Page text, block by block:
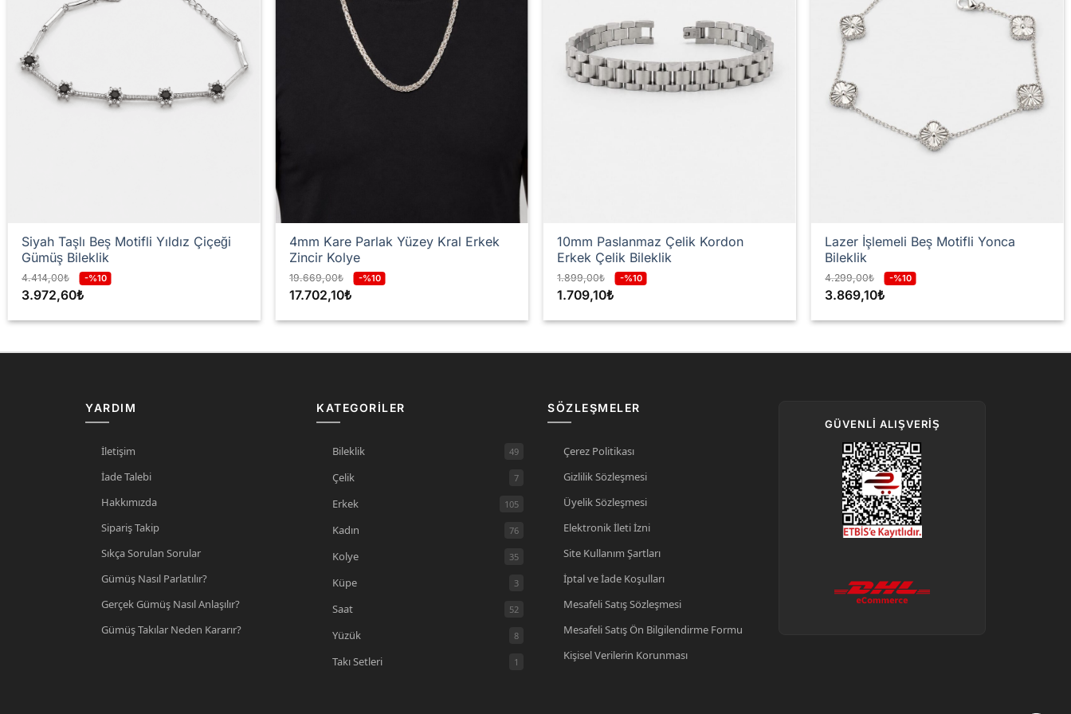
Siyah Taşlı Beş Motifli Yıldız Çiçeği
Gümüş Bileklik
4.414,00₺ -%10
3.972,60₺
4mm Kare Parlak Yüzey Kral Erkek
Zincir Kolye
19.669,00₺ -%10
17.702,10₺
10mm Paslanmaz Çelik Kordon
Erkek Çelik Bileklik
1.899,00₺ -%10
1.709,10₺
Lazer İşlemeli Beş Motifli Yonca
Bileklik
4.299,00₺ -%10
3.869,10₺
YARDIM
İletişim
İade Talebi
Hakkımızda
Sipariş Takip
Sıkça Sorulan Sorular
Gümüş Nasıl Parlatılır?
Gerçek Gümüş Nasıl Anlaşılır?
Gümüş Takılar Neden Kararır?
KATEGORILER
Bileklik 49
Çelik 7
Erkek 105
Kadın 76
Kolye 35
Küpe 3
Saat 52
Yüzük 8
Takı Setleri 1
SÖZLEŞMELER
Çerez Politikası
Gizlilik Sözleşmesi
Üyelik Sözleşmesi
Elektronik İleti İzni
Site Kullanım Şartları
İptal ve İade Koşulları
Mesafeli Satış Sözleşmesi
Mesafeli Satış Ön Bilgilendirme Formu
Kişisel Verilerin Korunması
GÜVENLI ALIŞVERIŞ